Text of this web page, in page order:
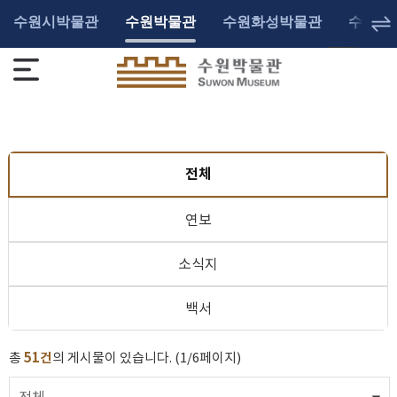
수원시박물관 수원박물관 수원화성박물관 수원광
전체
연보
소식지
백서
총 51건의 게시물이 있습니다. (1/6페이지)